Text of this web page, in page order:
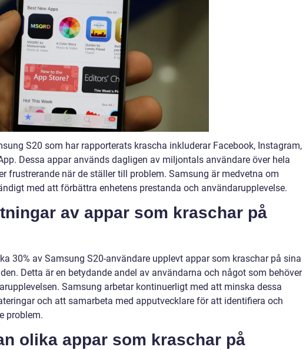
S20 som har rapporterats krascha inkluderar Facebook, Instagram,
Dessa appar används dagligen av miljontals användare över hela
frustrerande när de ställer till problem. Samsung är medvetna om
med att förbättra enhetens prestanda och användarupplevelse.
av appar som kraschar på
30% av Samsung S20-användare upplevt appar som kraschar på sina
Detta är en betydande andel av användarna och något som behöver
Samsung arbetar kontinuerligt med att minska dessa
och att samarbeta med apputvecklare för att identifiera och
problem.
olika appar som kraschar på